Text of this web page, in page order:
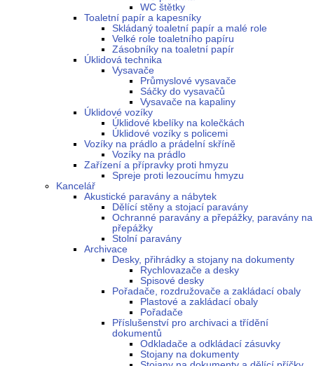
WC štětky
Toaletní papír a kapesníky
Skládaný toaletní papír a malé role
Velké role toaletního papíru
Zásobníky na toaletní papír
Úklidová technika
Vysavače
Průmyslové vysavače
Sáčky do vysavačů
Vysavače na kapaliny
Úklidové vozíky
Úklidové kbelíky na kolečkách
Úklidové vozíky s policemi
Vozíky na prádlo a prádelní skříně
Vozíky na prádlo
Zařízení a přípravky proti hmyzu
Spreje proti lezoucímu hmyzu
Kancelář
Akustické paravány a nábytek
Dělící stěny a stojací paravány
Ochranné paravány a přepážky, paravány na
přepážky
Stolní paravány
Archivace
Desky, přihrádky a stojany na dokumenty
Rychlovazače a desky
Spisové desky
Pořadače, rozdružovače a zakládací obaly
Plastové a zakládací obaly
Pořadače
Příslušenství pro archivaci a třídění
dokumentů
Odkladače a odkládací zásuvky
Stojany na dokumenty